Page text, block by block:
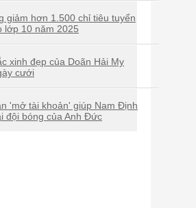
giảm hơn 1.500 chỉ tiêu tuyển
lớp 10 năm 2025
xinh đẹp của Doãn Hải My
cưới
'mở tài khoản' giúp Nam Định
đội bóng của Anh Đức